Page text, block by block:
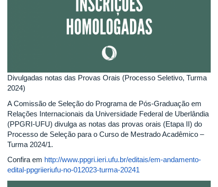
Divulgadas notas das Provas Orais (Processo Seletivo, Turma
2024)
A Comissão de Seleção do Programa de Pós-Graduação em
Relações Internacionais da Universidade Federal de Uberlândia
(PPGRI-UFU) divulga as notas das provas orais (Etapa II) do
Processo de Seleção para o Curso de Mestrado Acadêmico –
Turma 2024/1.
Confira em http://www.ppgri.ieri.ufu.br/editais/em-andamento-
edital-ppgriieriufu-no-012023-turma-20241